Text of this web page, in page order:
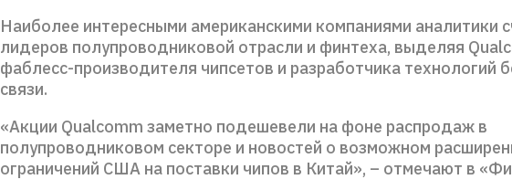
Наиболее интересными американскими компаниями аналитики
лидеров полупроводниковой отрасли и финтеха, выделяя
фаблесс-производителя чипсетов и разработчика технологий
связи.
«Акции Qualcomm заметно подешевели на фоне распродаж в
полупроводниковом секторе и новостей о возможном
ограничений США на поставки чипов в Китай», – отмечают в